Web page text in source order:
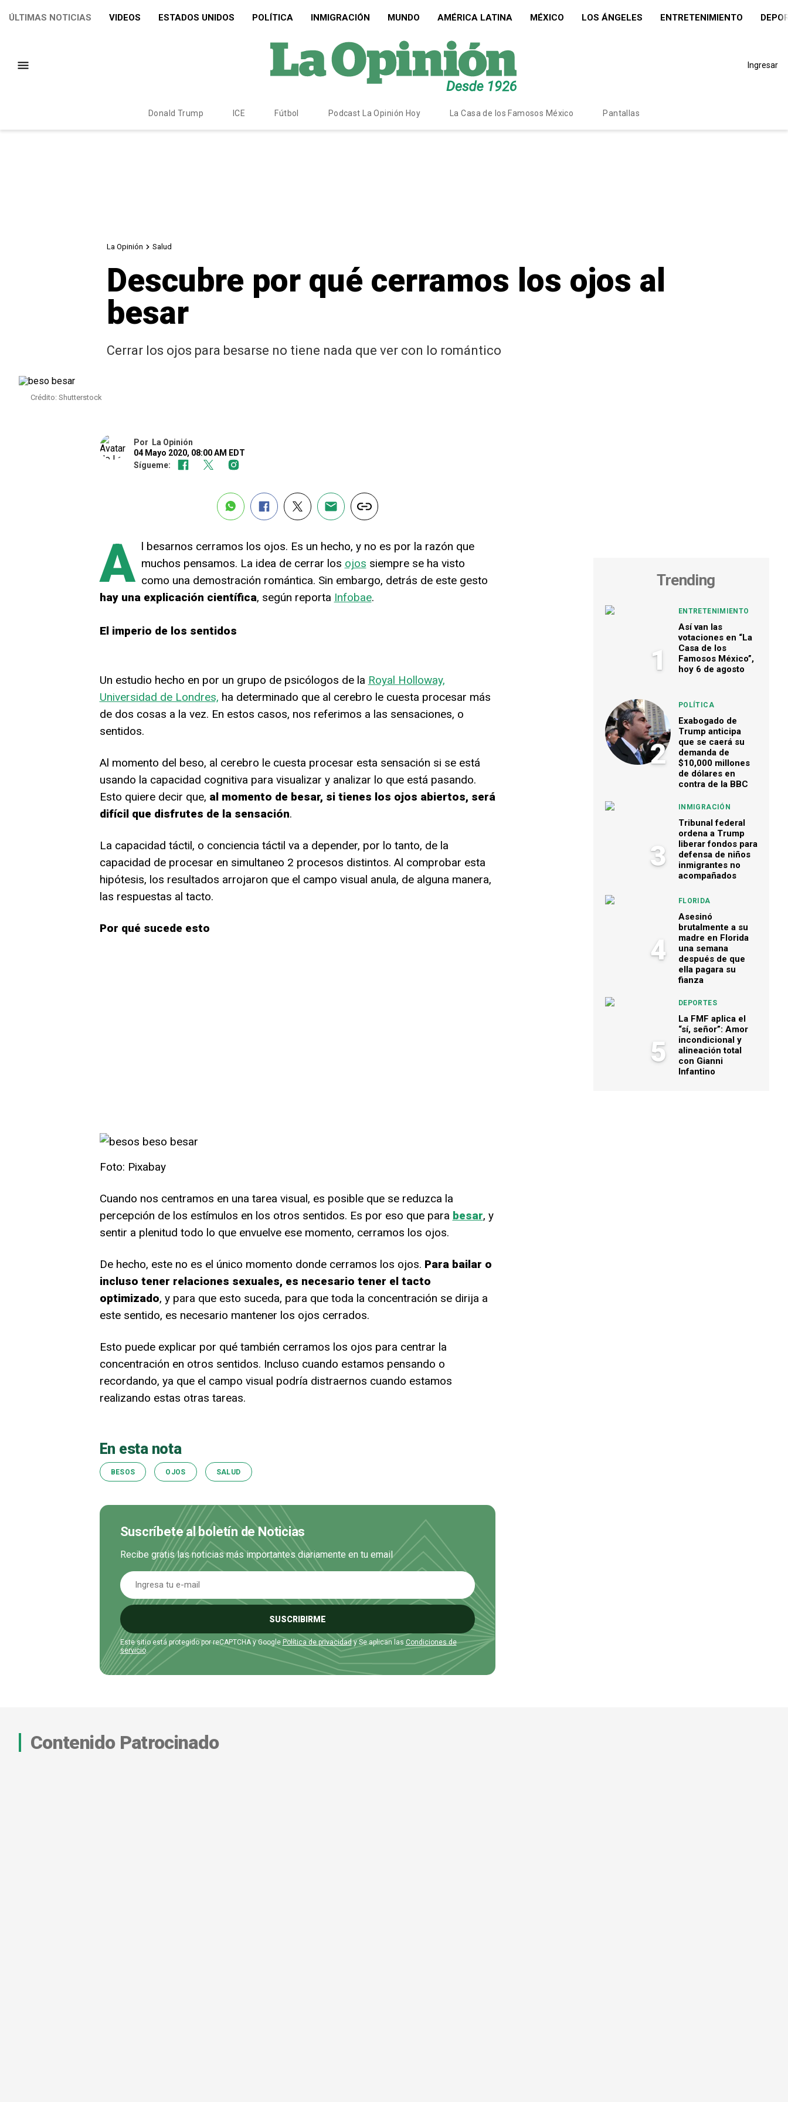
ÚLTIMAS NOTICIAS VIDEOS ESTADOS UNIDOS POLÍTICA INMIGRACIÓN MUNDO AMÉRICA LATINA MÉXICO LOS ÁNGELES ENTRETENIMIENTO
Ingresar
Donald Trump ICE Fútbol Podcast La Opinión Hoy La Casa de los Famosos México Pantallas
La Opinión Salud
Descubre por qué cerramos los ojos al
besar
Cerrar los ojos para besarse no tiene nada que ver con lo romántico
Crédito: Shutterstock
Por
La Opinión
04 Mayo 2020, 08:00 AM EDT
Sígueme:
A l besarnos cerramos los ojos. Es un hecho, y no es por la razón que
muchos pensamos. La idea de cerrar los ojos siempre se ha visto
como una demostración romántica. Sin embargo, detrás de este gesto
hay una explicación científica, según reporta Infobae.
El imperio de los sentidos
Un estudio hecho en por un grupo de psicólogos de la Royal Holloway,
Universidad de Londres, ha determinado que al cerebro le cuesta procesar más
de dos cosas a la vez. En estos casos, nos referimos a las sensaciones, o
sentidos.
Al momento del beso, al cerebro le cuesta procesar esta sensación si se está
usando la capacidad cognitiva para visualizar y analizar lo que está pasando.
Esto quiere decir que, al momento de besar, si tienes los ojos abiertos, será
difícil que disfrutes de la sensación.
La capacidad táctil, o conciencia táctil va a depender, por lo tanto, de la
capacidad de procesar en simultaneo 2 procesos distintos. Al comprobar esta
hipótesis, los resultados arrojaron que el campo visual anula, de alguna manera,
las respuestas al tacto.
Por qué sucede esto
Foto: Pixabay
Cuando nos centramos en una tarea visual, es posible que se reduzca la
percepción de los estímulos en los otros sentidos. Es por eso que para besar, y
sentir a plenitud todo lo que envuelve ese momento, cerramos los ojos.
De hecho, este no es el único momento donde cerramos los ojos. Para bailar o
incluso tener relaciones sexuales, es necesario tener el tacto
optimizado, y para que esto suceda, para que toda la concentración se dirija a
este sentido, es necesario mantener los ojos cerrados.
Esto puede explicar por qué también cerramos los ojos para centrar la
concentración en otros sentidos. Incluso cuando estamos pensando o
recordando, ya que el campo visual podría distraernos cuando estamos
realizando estas otras tareas.
En esta nota
BESOS OJOS SALUD
Suscríbete al boletín de Noticias
Recibe gratis las noticias más importantes diariamente en tu email
SUSCRIBIRME
Este sitio está protegido por reCAPTCHA y Google Política de privacidady Se aplican las Condiciones de
servicio.
Trending
1
ENTRETENIMIENTO
Así van las
votaciones en “La
Casa de los
Famosos México”,
hoy 6 de agosto
2
POLÍTICA
Exabogado de
Trump anticipa
que se caerá su
demanda de
$10,000 millones
de dólares en
contra de la BBC
3
INMIGRACIÓN
Tribunal federal
ordena a Trump
liberar fondos para
defensa de niños
inmigrantes no
acompañados
4
FLORIDA
Asesinó
brutalmente a su
madre en Florida
una semana
después de que
ella pagara su
fianza
5
DEPORTES
La FMF aplica el
“sí, señor”: Amor
incondicional y
alineación total
con Gianni
Infantino
Contenido Patrocinado